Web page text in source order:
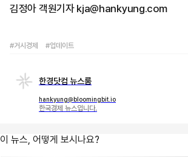
김정아 객원기자 kja@hankyung.com
#거시경제 #업데이트
한경닷컴 뉴스룸
hankyung@bloomingbit.io
한국경제 뉴스입니다.
이 뉴스, 어떻게 보시나요?